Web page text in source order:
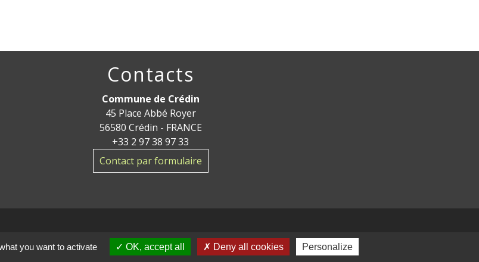
Contacts
Commune de Crédin
45 Place Abbé Royer
56580 Crédin - FRANCE
+33 2 97 38 97 33
Contact par formulaire
you want to activate OK, accept all Deny all cookies Personalize